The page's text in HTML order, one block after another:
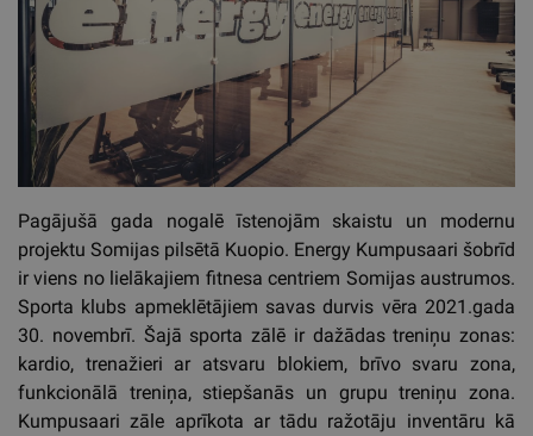
Pagājušā gada nogalē īstenojām skaistu un modernu
projektu Somijas pilsētā Kuopio. Energy Kumpusaari šobrīd
ir viens no lielākajiem fitnesa centriem Somijas austrumos.
Sporta klubs apmeklētājiem savas durvis vēra 2021.gada
30. novembrī. Šajā sporta zālē ir dažādas treniņu zonas:
kardio, trenažieri ar atsvaru blokiem, brīvo svaru zona,
funkcionālā treniņa, stiepšanās un grupu treniņu zona.
Kumpusaari zāle aprīkota ar tādu ražotāju inventāru kā